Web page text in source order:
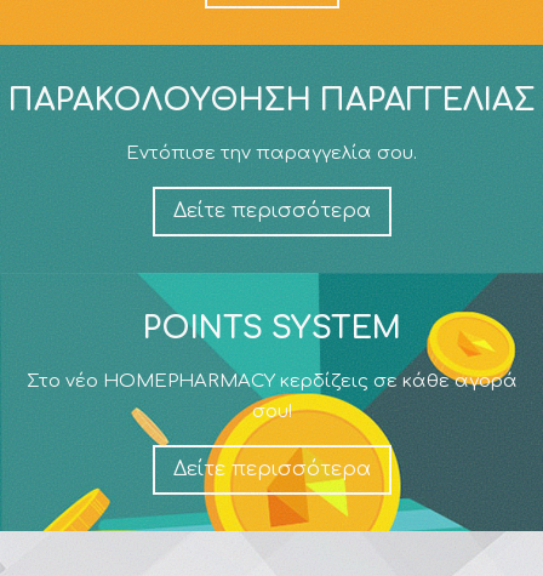
ΠΑΡΑΚΟΛΟΎΘΗΣΗ ΠΑΡΑΓΓΕΛΊΑΣ
Εντόπισε την παραγγελία σου.
Δείτε περισσότερα
POINTS SYSTEM
Στο νέο HOMEPHARMACY κερδίζεις σε κάθε αγορά
σου!
Δείτε περισσότερα